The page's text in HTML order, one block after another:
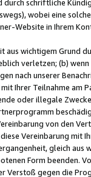
schriftliche
wobei eine
Website in Ihrem
aus wichtigem Grund
verletzen; (b)
nach unserer
Ihrer Teilnahme am
oder illegale
von den
Vereinbarung mit
gleich
Form beenden.
Verstoß gegen die